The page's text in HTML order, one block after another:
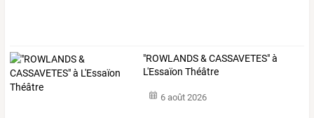
"ROWLANDS & CASSAVETES" à
L'Essaïon Théâtre
6 août 2026